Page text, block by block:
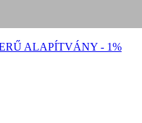
ALAPÍTVÁNY - 1%